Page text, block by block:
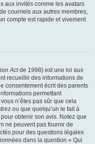
aux invités comme les avatars
courriels aux autres membres,
compte est rapide et vivement
Actde 1998) est une loi aux
recueillir des informations de
consentement écrit des parents
permettant
n’êtes pas sûr que cela
ou que quelqu’un le fait à
obtenir son avis. Notez que
ne peuvent pas fournir de
pour des questions légales
dans la question « Qui